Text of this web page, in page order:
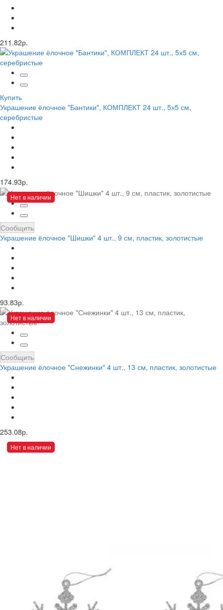
211.82р.
Купить
Украшение ёлочное "Бантики", КОМПЛЕКТ 24 шт., 5х5 см,
серебристые
174.93р.
Нет в наличии
Сообщить
Украшение ёлочное "Шишки" 4 шт., 9 см, пластик, золотистые
93.83р.
Нет в наличии
Сообщить
Украшение ёлочное "Снежинки" 4 шт., 13 см, пластик, золотистые
253.08р.
Нет в наличии